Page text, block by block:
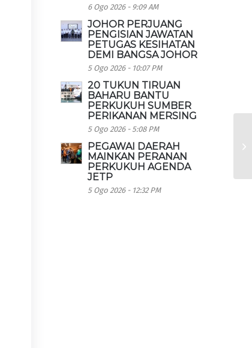
6 Ogo 2026 - 9:09 AM
JOHOR PERJUANG
PENGISIAN JAWATAN
PETUGAS KESIHATAN
DEMI BANGSA JOHOR
5 Ogo 2026 - 10:07 PM
20 TUKUN TIRUAN
BAHARU BANTU
PERKUKUH SUMBER
PERIKANAN MERSING
5 Ogo 2026 - 5:08 PM
PEGAWAI DAERAH
MAINKAN PERANAN
PERKUKUH AGENDA
JETP
5 Ogo 2026 - 12:32 PM